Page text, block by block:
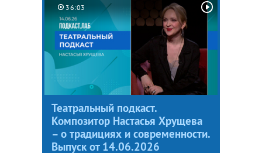
36:03
Театральный подкаст.
Композитор Настасья Хрущева
– о традициях и современности.
Выпуск от 14.06.2026